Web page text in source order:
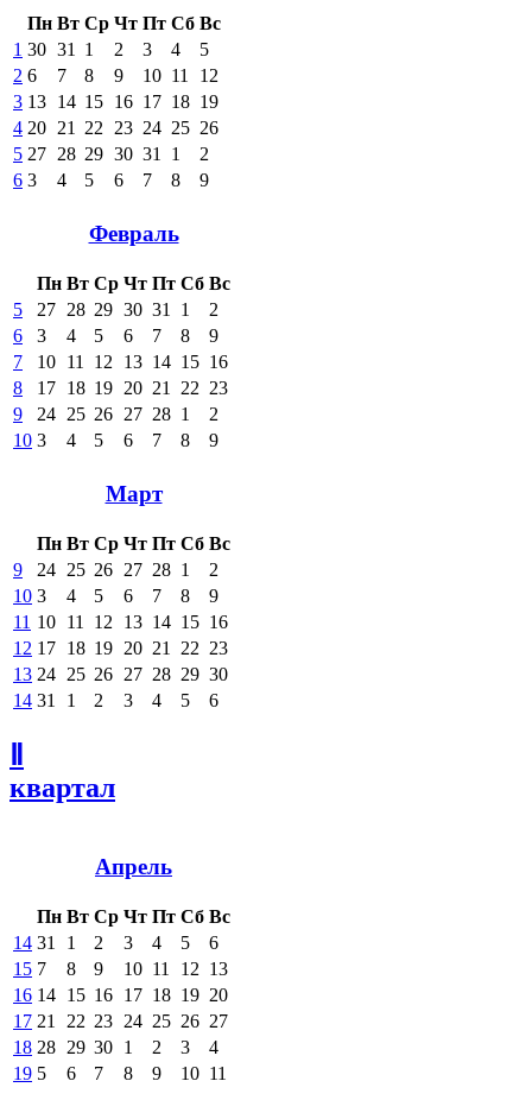
Пн Вт Ср Чт Пт Сб Вс
1 30 31 1 2 3 4
5
2 6 7 8 9 10 11
12
3 13 14 15 16 17 18 19
4 20 21 22 23 24 25 26
5 27 28 29 30 31 1
2
6 3 4 5 6 7 8 9
Февраль
Пн Вт Ср Чт Пт Сб Вс
5
27 28 29 30 31 1
2
6
3 4 5 6 7 8
9
7
10 11 12 13 14 15 16
8
17 18 19 20 21 22 23
9
24 25 26 27 28 1
2
10 3 4 5 6 7 8 9
Март
Пн Вт Ср Чт Пт Сб Вс
9
24 25 26 27 28 1
2
10 3 4 5 6 7 8
9
11 10 11 12 13 14 15 16
12 17 18 19 20 21 22 23
13 24 25 26 27 28 29 30
14 31 1 2 3 4 5 6
квартал
Апрель
Пн Вт Ср Чт Пт Сб Вс
14 31 1 2 3 4 5
6
15 7 8 9 10 11 12 13
16 14 15 16 17 18 19 20
17 21 22 23 24 25 26 27
18 28 29 30 1 2 3
4
19 5 6 7 8 9 10 11